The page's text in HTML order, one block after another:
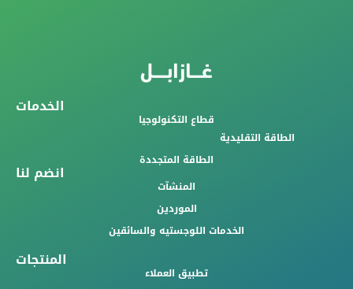
الخدمات
قطاع التكنولوجيا
الطاقة التقليدية
الطاقة المتجددة
انضم لنا
المنشآت
الموردين
الخدمات اللوجستيه والسائقين
المنتجات
تطبيق العملاء